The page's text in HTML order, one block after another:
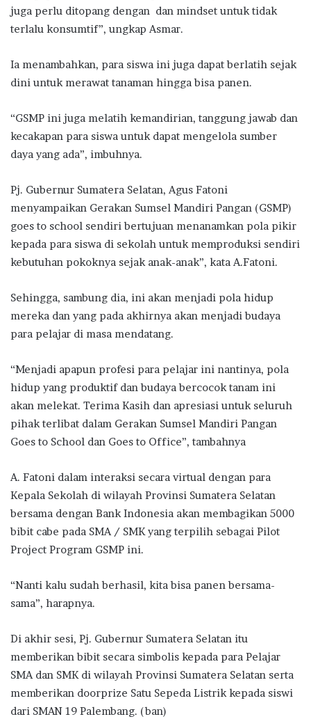
juga perlu ditopang dengan dan mindset untuk tidak
terlalu konsumtif”, ungkap Asmar.
Ia menambahkan, para siswa ini juga dapat berlatih sejak
dini untuk merawat tanaman hingga bisa panen.
“GSMP ini juga melatih kemandirian, tanggung jawab dan
kecakapan para siswa untuk dapat mengelola sumber
daya yang ada”, imbuhnya.
Pj. Gubernur Sumatera Selatan, Agus Fatoni
menyampaikan Gerakan Sumsel Mandiri Pangan (GSMP)
goes to school sendiri bertujuan menanamkan pola pikir
kepada para siswa di sekolah untuk memproduksi sendiri
kebutuhan pokoknya sejak anak-anak”, kata A.Fatoni.
Sehingga, sambung dia, ini akan menjadi pola hidup
mereka dan yang pada akhirnya akan menjadi budaya
para pelajar di masa mendatang.
“Menjadi apapun profesi para pelajar ini nantinya, pola
hidup yang produktif dan budaya bercocok tanam ini
akan melekat. Terima Kasih dan apresiasi untuk seluruh
pihak terlibat dalam Gerakan Sumsel Mandiri Pangan
Goes to School dan Goes to Office”, tambahnya
A. Fatoni dalam interaksi secara virtual dengan para
Kepala Sekolah di wilayah Provinsi Sumatera Selatan
bersama dengan Bank Indonesia akan membagikan 5000
bibit cabe pada SMA / SMK yang terpilih sebagai Pilot
Project Program GSMP ini.
“Nanti kalu sudah berhasil, kita bisa panen bersama-
sama”, harapnya.
Di akhir sesi, Pj. Gubernur Sumatera Selatan itu
memberikan bibit secara simbolis kepada para Pelajar
SMA dan SMK di wilayah Provinsi Sumatera Selatan serta
memberikan doorprize Satu Sepeda Listrik kepada siswi
dari SMAN 19 Palembang. (ban)